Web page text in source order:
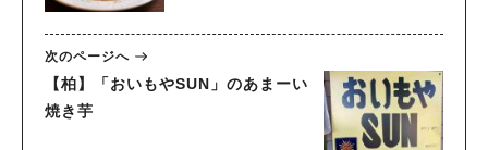
次のページへ
【柏】「おいもやSUN」のあまーい
焼き芋